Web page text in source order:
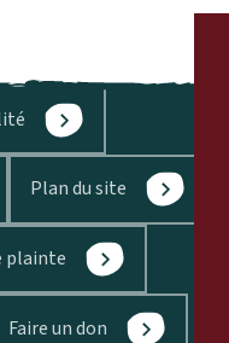
Plan du site
plainte
Faire un don